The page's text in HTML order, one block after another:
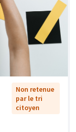
Non retenue
par le tri
citoyen